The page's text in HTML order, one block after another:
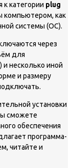
категории plug
компьютером, как
системы (ОС).
через
для
несколько иной
и размеру
установки
сможете
обеспечения
программа-
читайте и